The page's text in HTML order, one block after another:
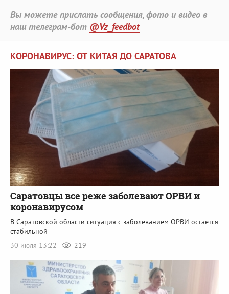
Вы можете прислать сообщения, фото и видео в
наш телеграм-бот @Vz_feedbot
КОРОНАВИРУС: ОТ КИТАЯ ДО САРАТОВА
Саратовцы все реже заболевают ОРВИ и
коронавирусом
В Саратовской области ситуация с заболеванием ОРВИ остается
стабильной
30 июля 13:22
219